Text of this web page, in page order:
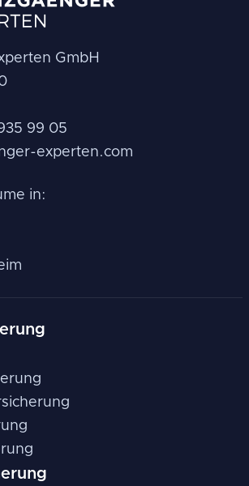
GmbH
99 05
experten.com
in: